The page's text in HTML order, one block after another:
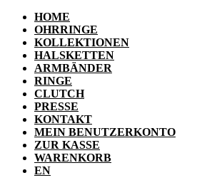
HOME
OHRRINGE
KOLLEKTIONEN
HALSKETTEN
ARMBÄNDER
RINGE
CLUTCH
PRESSE
KONTAKT
MEIN BENUTZERKONTO
ZUR KASSE
WARENKORB
EN